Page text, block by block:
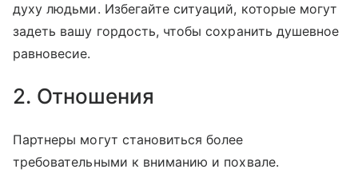
духу людьми. Избегайте ситуаций, которые могут
задеть вашу гордость, чтобы сохранить душевное
равновесие.
2. Отношения
Партнеры могут становиться более
требовательными к вниманию и похвале.